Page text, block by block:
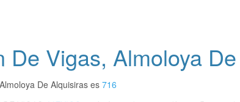
De Vigas, Almoloya
De Alquisiras es 716